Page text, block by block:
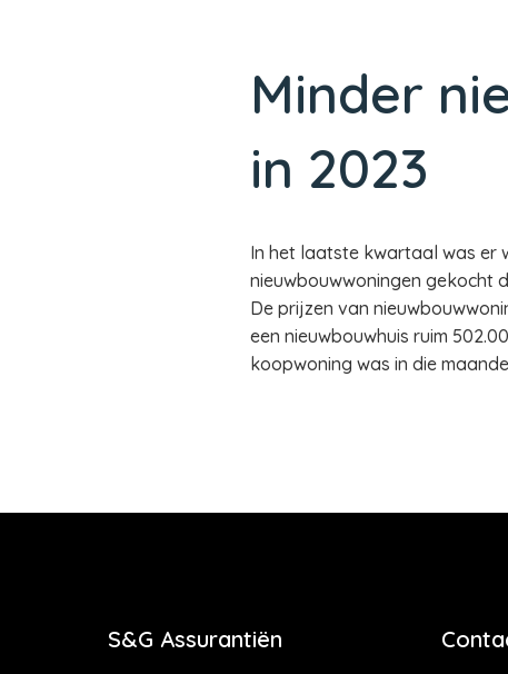
Minder
in 2023
In het laatste kwartaal was er
nieuwbouwwoningen gekocht
De prijzen van
een nieuwbouwhuis ruim
koopwoning was in die
S&G Assurantiën